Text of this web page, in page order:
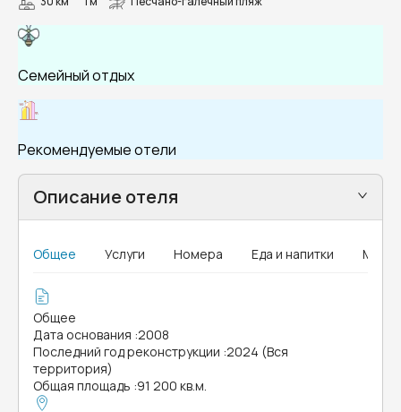
Семейный отдых
Рекомендуемые отели
Описание отеля
Общее Услуги Номера Еда и напитки MICE
Общее
Дата основания :2008
Последний год реконструкции :2024 (Вся
территория)
Общая площадь :91 200 кв.м.